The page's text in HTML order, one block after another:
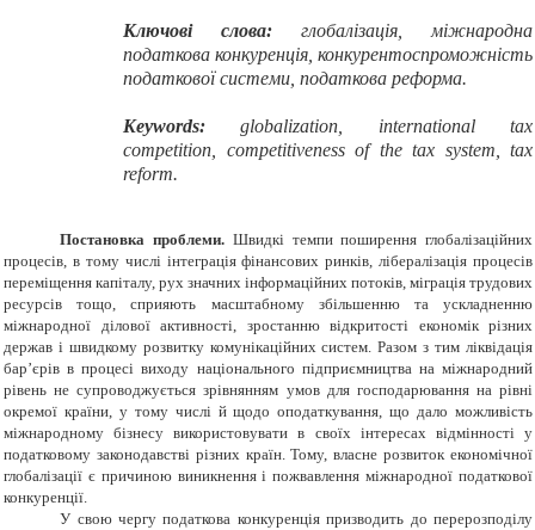
Ключові слова: глобалізація, міжнародна
податкова конкуренція, конкурентоспроможність
податкової системи , податкова реформа.
Keywords:globalization, international tax
competition, competitiveness of the tax system, tax
reform.
Постановка проблеми. Швидкі темпи поширення глобалізаційних
процесів, в тому числі інтеграція фінансових ринків, лібералізація процесів
переміщення капіталу, рух значних інформаційних потоків, міграція трудових
ресурсів тощо, сприяють масштабному збільшенню та ускладненню
міжнародної ділової активності, зростанню відкритості економік різних
держав і швидкому розвитку комунікаційних систем. Разом з тим ліквідація
бар’єрів в процесі виходу національного підприємництва на міжнародний
рівень не супроводжується зрівнянням умов для господарювання на рівні
окремої країни, у тому числі й щодо оподаткування, що дало можливість
міжнародному бізнесу використовувати в своїх інтересах відмінності у
податковому законодавстві різних країн. Тому, власне розвиток економічної
глобалізації є причиною виникнення і пожвавлення міжнародної податкової
конкуренції.
У свою чергу податкова конкуренція призводить до перерозподілу